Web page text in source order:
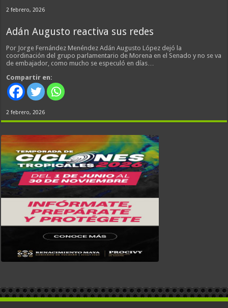
2 febrero, 2026
Adán Augusto reactiva sus redes
Por Jorge Fernández Menéndez Adán Augusto López dejó la
coordinación del grupo parlamentario de Morena en el Senado y no se va
de embajador, como mucho se especuló en días…
Compartir en:
2 febrero, 2026